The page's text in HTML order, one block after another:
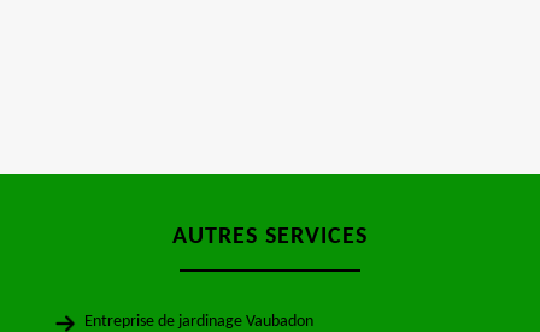
AUTRES SERVICES
Entreprise de jardinage Vaubadon